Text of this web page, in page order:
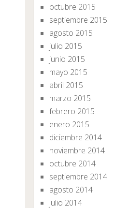
octubre 2015
septiembre 2015
agosto 2015
julio 2015
junio 2015
mayo 2015
abril 2015
marzo 2015
febrero 2015
enero 2015
diciembre 2014
noviembre 2014
octubre 2014
septiembre 2014
agosto 2014
julio 2014